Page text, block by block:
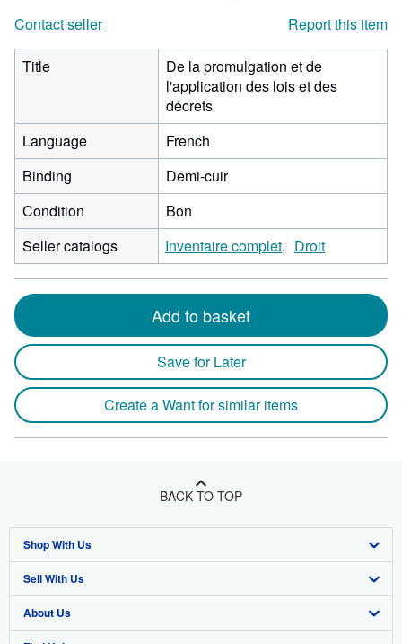
Contact seller
Report this item
Title
De la promulgation et de
l'application des lois et des
décrets
Language
French
Binding
Demi-cuir
Condition
Bon
Seller catalogs
Inventaire complet Droit
Add to basket
Save for Later
Create a Want for similar items
BACK TO TOP
Shop With Us
Advanced Search
Browse Collections
Sell With Us
Start Selling
About Us